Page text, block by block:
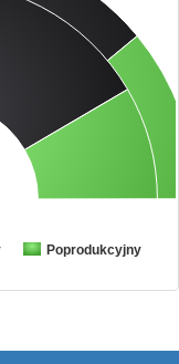
Poprodukcyjny